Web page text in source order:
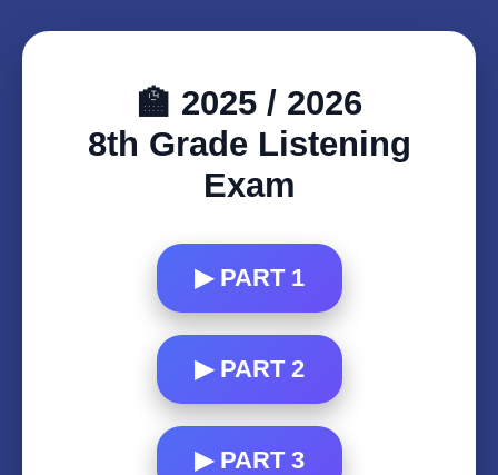
🏫 2025 / 2026
8th Grade Listening
Exam
▶ PART 1
▶ PART 2
▶ PART 3